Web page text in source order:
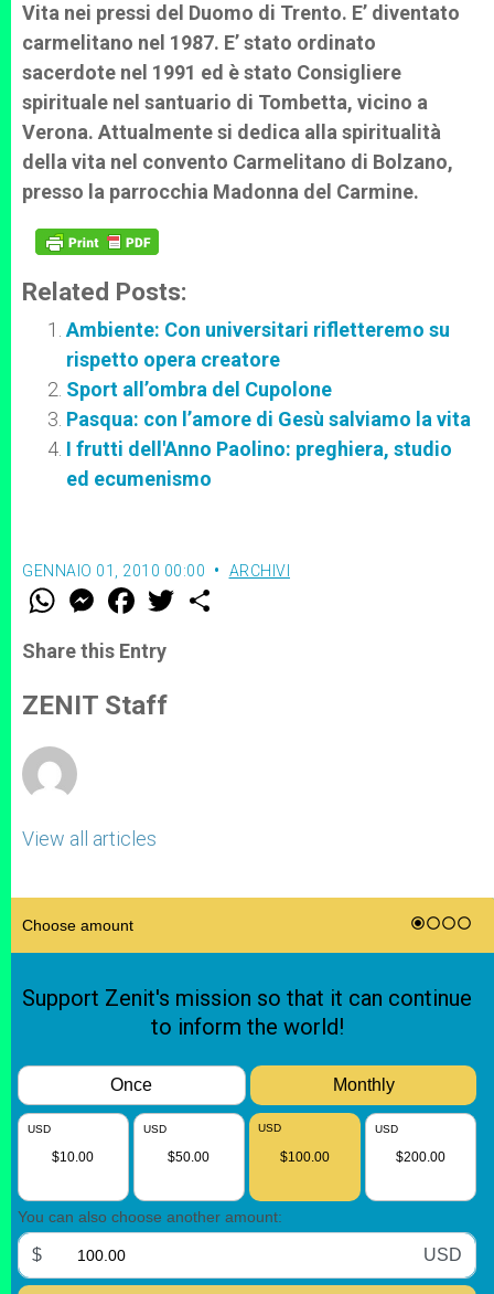
Vita nei pressi del Duomo di Trento. E’ diventato
carmelitano nel 1987. E’ stato ordinato
sacerdote nel 1991 ed è stato Consigliere
spirituale nel santuario di Tombetta, vicino a
Verona. Attualmente si dedica alla spiritualità
della vita nel convento Carmelitano di Bolzano,
presso la parrocchia Madonna del Carmine.
Related Posts:
Ambiente: Con universitari rifletteremo su
rispetto opera creatore
Sport all’ombra del Cupolone
Pasqua: con l’amore di Gesù salviamo la vita
I frutti dell'Anno Paolino: preghiera, studio
ed ecumenismo
GENNAIO 01, 2010 00:00 ARCHIVI
W
t
s
p
p
M
e
s
e
g
e
F
a
e
b
o
k
w
Share this Entry
ZENIT Staff
View all articles